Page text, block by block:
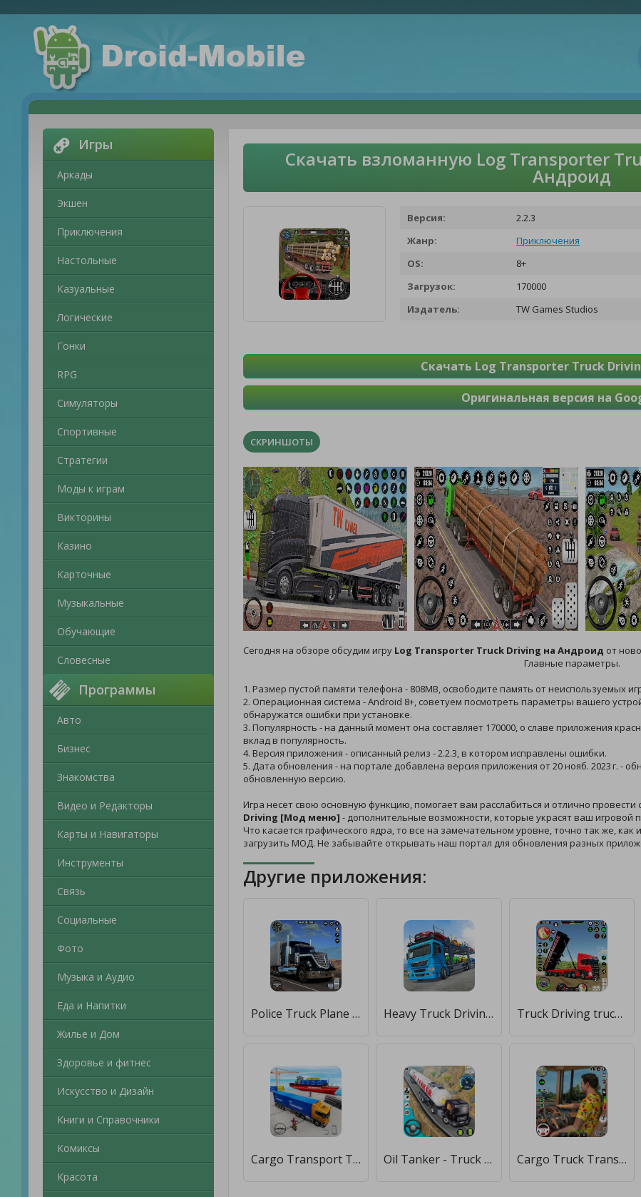
Игры
Аркады
Экшен
Приключения
Настольные
Казуальные
Логические
Гонки
RPG
Симуляторы
Спортивные
Стратегии
Моды к играм
Викторины
Казино
Карточные
Музыкальные
Обучающие
Словесные
Программы
Авто
Бизнес
Знакомства
Видео и Редакторы
Карты и Навигаторы
Инструменты
Связь
Социальные
Фото
Музыка и Аудио
Еда и Напитки
Жилье и Дом
Здоровье и фитнес
Искусство и Дизайн
Книги и Справочники
Комиксы
Красота
Скачать взломанную Log Transporter
Андроид
Версия:
2.2.3
Жанр:
Приключения
OS:
8+
Загрузок:
170000
Издатель:
TW Games Studios
Скачать Log Transporter Truck
Оригинальная версия на
СКРИНШОТЫ
Сегодня на обзоре обсудим игру Log Transporter Truck Driving на Андроид от
Главные параметры.
1. Размер пустой памяти телефона - 808MB, освободите память от неиспользуемых
2. Операционная система - Android 8+, советуем посмотреть параметры вашего
обнаружатся ошибки при установке.
3. Популярность - на данный момент она составляет 170000, о славе приложения
вклад в популярность.
4. Версия приложения - описанный релиз - 2.2.3, в котором исправлены ошибки.
5. Дата обновления - на портале добавлена версия приложения от 20 нояб. 2023 г. -
обновленную версию.
Игра несет свою основную функцию, помогает вам расслабиться и отлично провести
Driving [Мод меню] - дополнительные возможности, которые украсят ваш игровой
Что касается графического ядра, то все на замечательном уровне, точно так же,
загрузить МОД. Не забывайте открывать наш портал для обновления разных
Другие приложения:
Police Truck Plane Transporter [Много денег] Heavy Truck Driving Simulator [Много монет] Truck Driving truck Simulator [Много денег]
Cargo Transport Truck Driving [Мод меню] Oil Tanker - Truck Driving [Бесплатные покупки] Cargo Truck Transporter Games [Много денег]